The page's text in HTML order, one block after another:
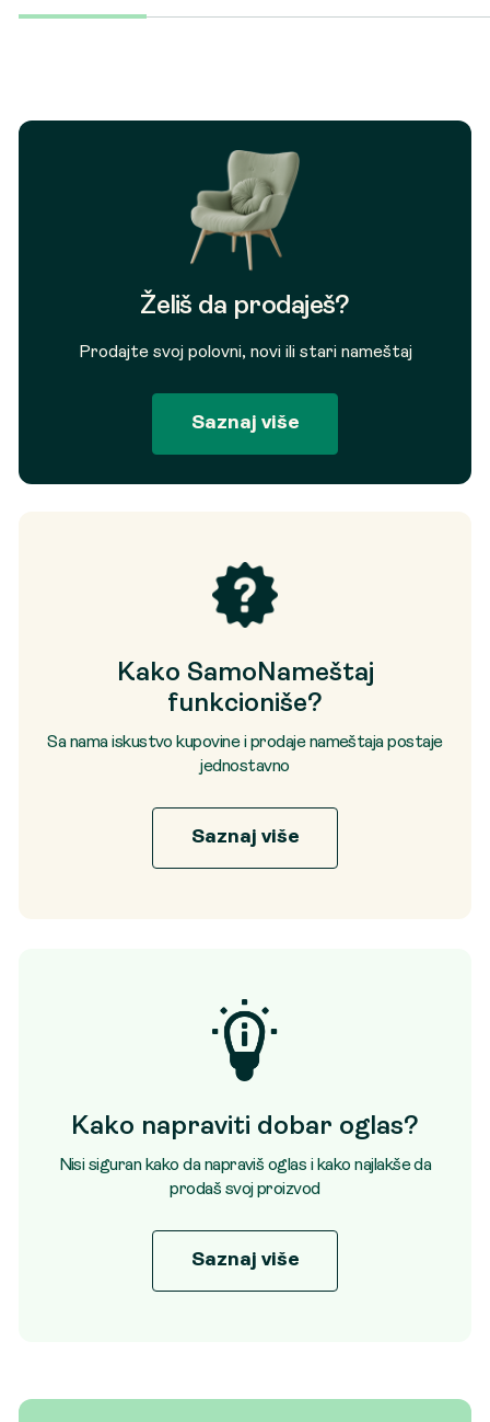
je
je:
Želiš da prodaješ?
Prodajte svoj polovni, novi ili stari nameštaj
Saznaj više
Kako SamoNameštaj
funkcioniše?
Sa nama iskustvo kupovine i prodaje nameštaja postaje
jednostavno
Saznaj više
Kako napraviti dobar oglas?
Nisi siguran kako da napraviš oglas i kako najlakše da
prodaš svoj proizvod
Saznaj više